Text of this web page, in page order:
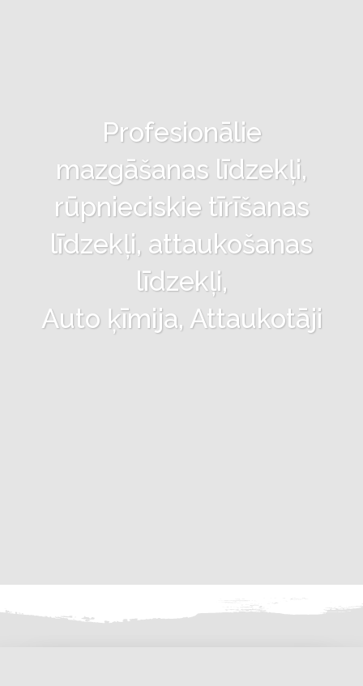
Profesionālie
mazgāšanas līdzekļi,
rūpnieciskie tīrīšanas
līdzekļi, attaukošanas
līdzekļi,
Auto ķīmija, Attaukotāji